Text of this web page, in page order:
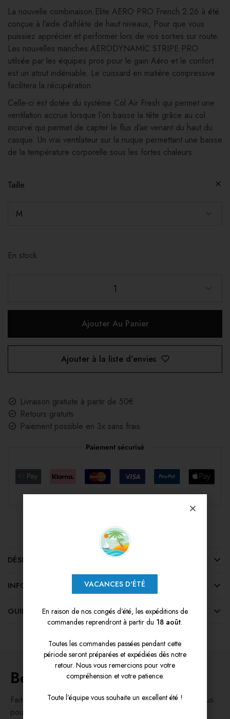
La nouvelle combinaison Elite AERO PRO French 2.26 à été
conçue à l’aide d’athlète de haut niveaux, Pour que vous
puissiez apprécier et performer lors de vos sorties sur route.
Les nouvelles manches AERODYNAMIC STRIPE PRO
utilsée par les équipes pros pour le gain Aéro et le confort
est un atout indéniable. Le cuissard en matière compressive
facilitera la récupération.
Celle-ci est dotée du système Col Air Fresh qui permet une
ventilation accrue lorsque l’on baisse la tête grâce au col
incurvé qui permet de capter le flux d’air venant du haut du
casque. Un vrai ventilateur sur la nuque permettant une baisse
de la température corporelle sous les fortes chaleurs.
Taille
En stock
1
Ajouter Au Panier
Ajouter à la liste d'envies
Livraison gratuite à partir de 50€
Retours gratuits
Paiement possible en 3x sans frais
Paiement sécurisé
DÉSIGNATION DES MARCHANDISES
INFORMATIONS COMPLÉMENTAIRES
GUIDE DES TAILLES
Besoin d'aide ?
Faites vos achats en toute confiance, en sachant que vous
pourrez avoir recours aux quatre services ci-dessous.
VACANCES D'ÉTÉ
En raison de nos congés d’été, les expéditions de
commandes reprendront à partir du 18 août.
Toutes les commandes passées pendant cette
période seront préparées et expédiées dès notre
retour. Nous vous remercions pour votre
compréhension et votre patience.
Toute l’équipe vous souhaite un excellent été !